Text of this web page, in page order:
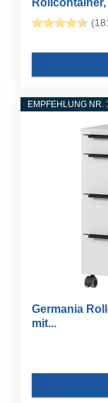
EMPFEHLUNG NR.
Germania
mit...